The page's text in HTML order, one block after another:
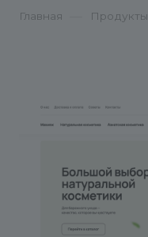
Главная Продукты